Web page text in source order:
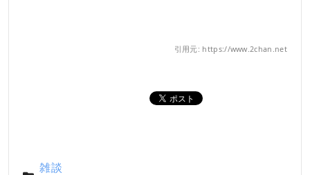
引用元: https://www.2chan.net
雑談